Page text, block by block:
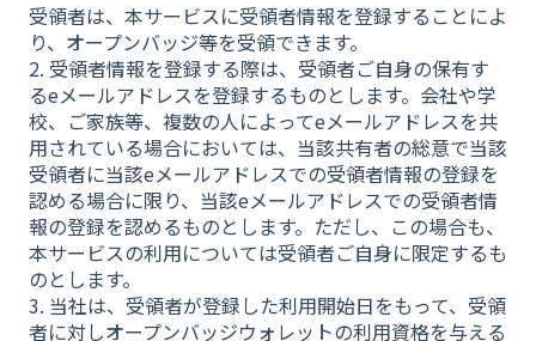
受領者は、本サービスに受領者情報を登録することによ
り、オープンバッジ等を受領できます。
2. 受領者情報を登録する際は、受領者ご自身の保有す
るeメールアドレスを登録するものとします。会社や学
校、ご家族等、複数の人によってeメールアドレスを共
用されている場合においては、当該共有者の総意で当該
受領者に当該eメールアドレスでの受領者情報の登録を
認める場合に限り、当該eメールアドレスでの受領者情
報の登録を認めるものとします。ただし、この場合も、
本サービスの利用については受領者ご自身に限定するも
のとします。
3. 当社は、受領者が登録した利用開始日をもって、受領
者に対しオープンバッジウォレットの利用資格を与える